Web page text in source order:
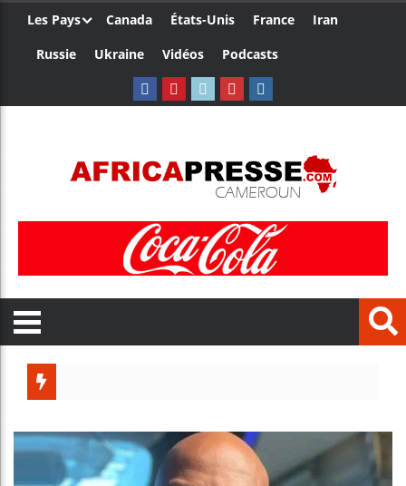
Les Pays Canada États-Unis France
Iran
Russie
Ukraine Vidéos Podcasts